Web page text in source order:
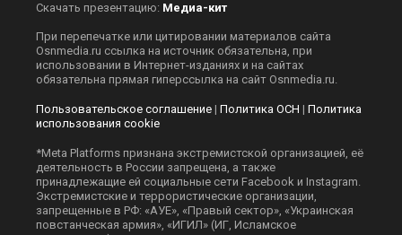
Скачать презентацию: Медиа-кит
При перепечатке или цитировании материалов сайта
Оsnmedia.ru ссылка на источник обязательна, при
использовании в Интернет-изданиях и на сайтах
обязательна прямая гиперссылка на сайт Оsnmedia.ru.
Пользовательское соглашение | Политика ОСН | Политика
использования cookie
*Meta Platforms признана экстремистской организацией, её
деятельность в России запрещена, а также
принадлежащие ей социальные сети Facebook и Instagram.
Экстремистские и террористические организации,
запрещенные в РФ: «АУЕ», «Правый сектор», «Украинская
повстанческая армия», «ИГИЛ» (ИГ, Исламское